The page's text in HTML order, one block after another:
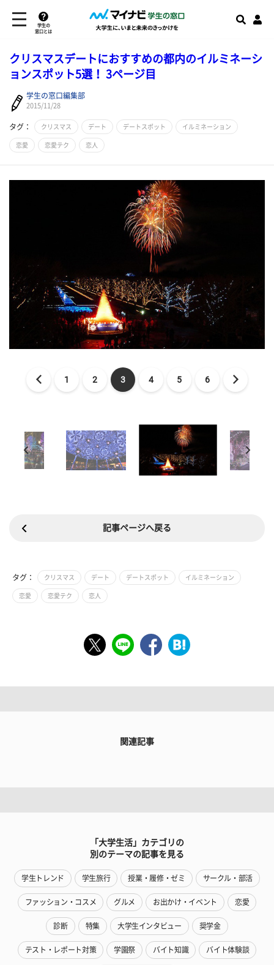
学生の
窓口とは
クリスマスデートにおすすめの都内のイルミネーシ
ョンスポット5選！ 3ページ目
学生の窓口編集部
2015/11/28
タグ： クリスマス デート デートスポット イルミネーション
恋愛 恋愛テク 恋人
1 2 3 4 5 6
記事ページへ戻る
タグ： クリスマス デート デートスポット イルミネーション
恋愛 恋愛テク 恋人
関連記事
「大学生活」カテゴリの
別のテーマの記事を見る
学生トレンド 学生旅行 授業・履修・ゼミ サークル・部活
ファッション・コスメ グルメ お出かけ・イベント 恋愛
診断 特集 大学生インタビュー 奨学金
テスト・レポート対策 学園祭 バイト知識 バイト体験談